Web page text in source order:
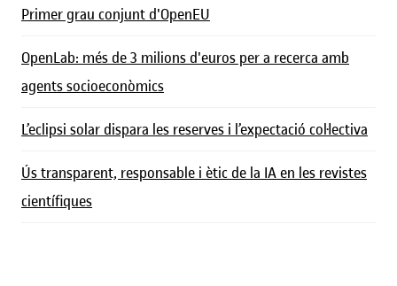
Primer grau conjunt d'OpenEU
OpenLab: més de 3 milions d'euros per a recerca amb
agents socioeconòmics
L’eclipsi solar dispara les reserves i l’expectació col·lectiva
Ús transparent, responsable i ètic de la IA en les revistes
científiques